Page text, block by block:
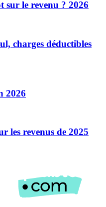
sur le revenu ? 2026
charges déductibles
2026
les revenus de 2025